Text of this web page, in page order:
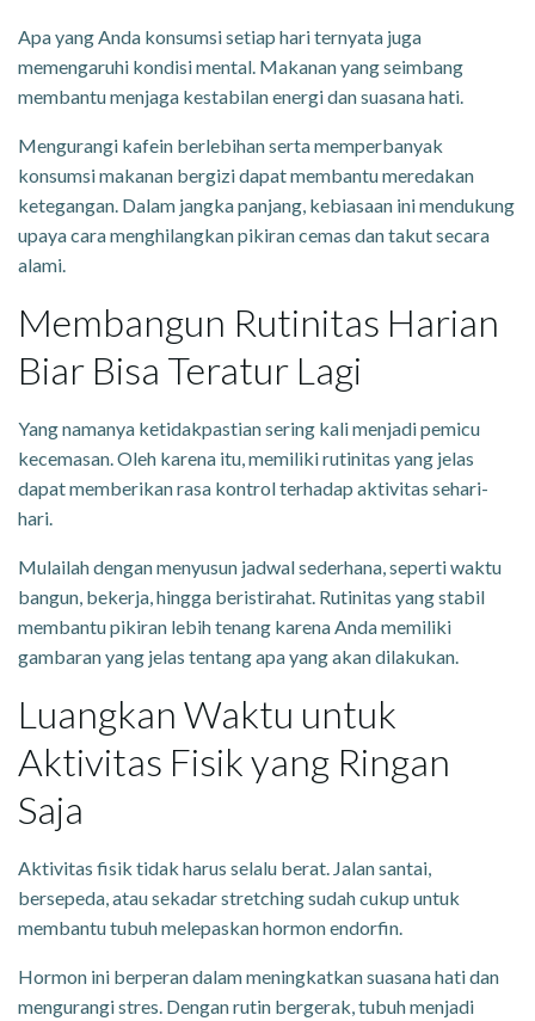
Apa yang Anda konsumsi setiap hari ternyata juga
memengaruhi kondisi mental. Makanan yang seimbang
membantu menjaga kestabilan energi dan suasana hati.
Mengurangi kafein berlebihan serta memperbanyak
konsumsi makanan bergizi dapat membantu meredakan
ketegangan. Dalam jangka panjang, kebiasaan ini mendukung
upaya cara menghilangkan pikiran cemas dan takut secara
alami.
Membangun Rutinitas Harian
Biar Bisa Teratur Lagi
Yang namanya ketidakpastian sering kali menjadi pemicu
kecemasan. Oleh karena itu, memiliki rutinitas yang jelas
dapat memberikan rasa kontrol terhadap aktivitas sehari-
hari.
Mulailah dengan menyusun jadwal sederhana, seperti waktu
bangun, bekerja, hingga beristirahat. Rutinitas yang stabil
membantu pikiran lebih tenang karena Anda memiliki
gambaran yang jelas tentang apa yang akan dilakukan.
Luangkan Waktu untuk
Aktivitas Fisik yang Ringan
Saja
Aktivitas fisik tidak harus selalu berat. Jalan santai,
bersepeda, atau sekadar stretching sudah cukup untuk
membantu tubuh melepaskan hormon endorfin.
Hormon ini berperan dalam meningkatkan suasana hati dan
mengurangi stres. Dengan rutin bergerak, tubuh menjadi